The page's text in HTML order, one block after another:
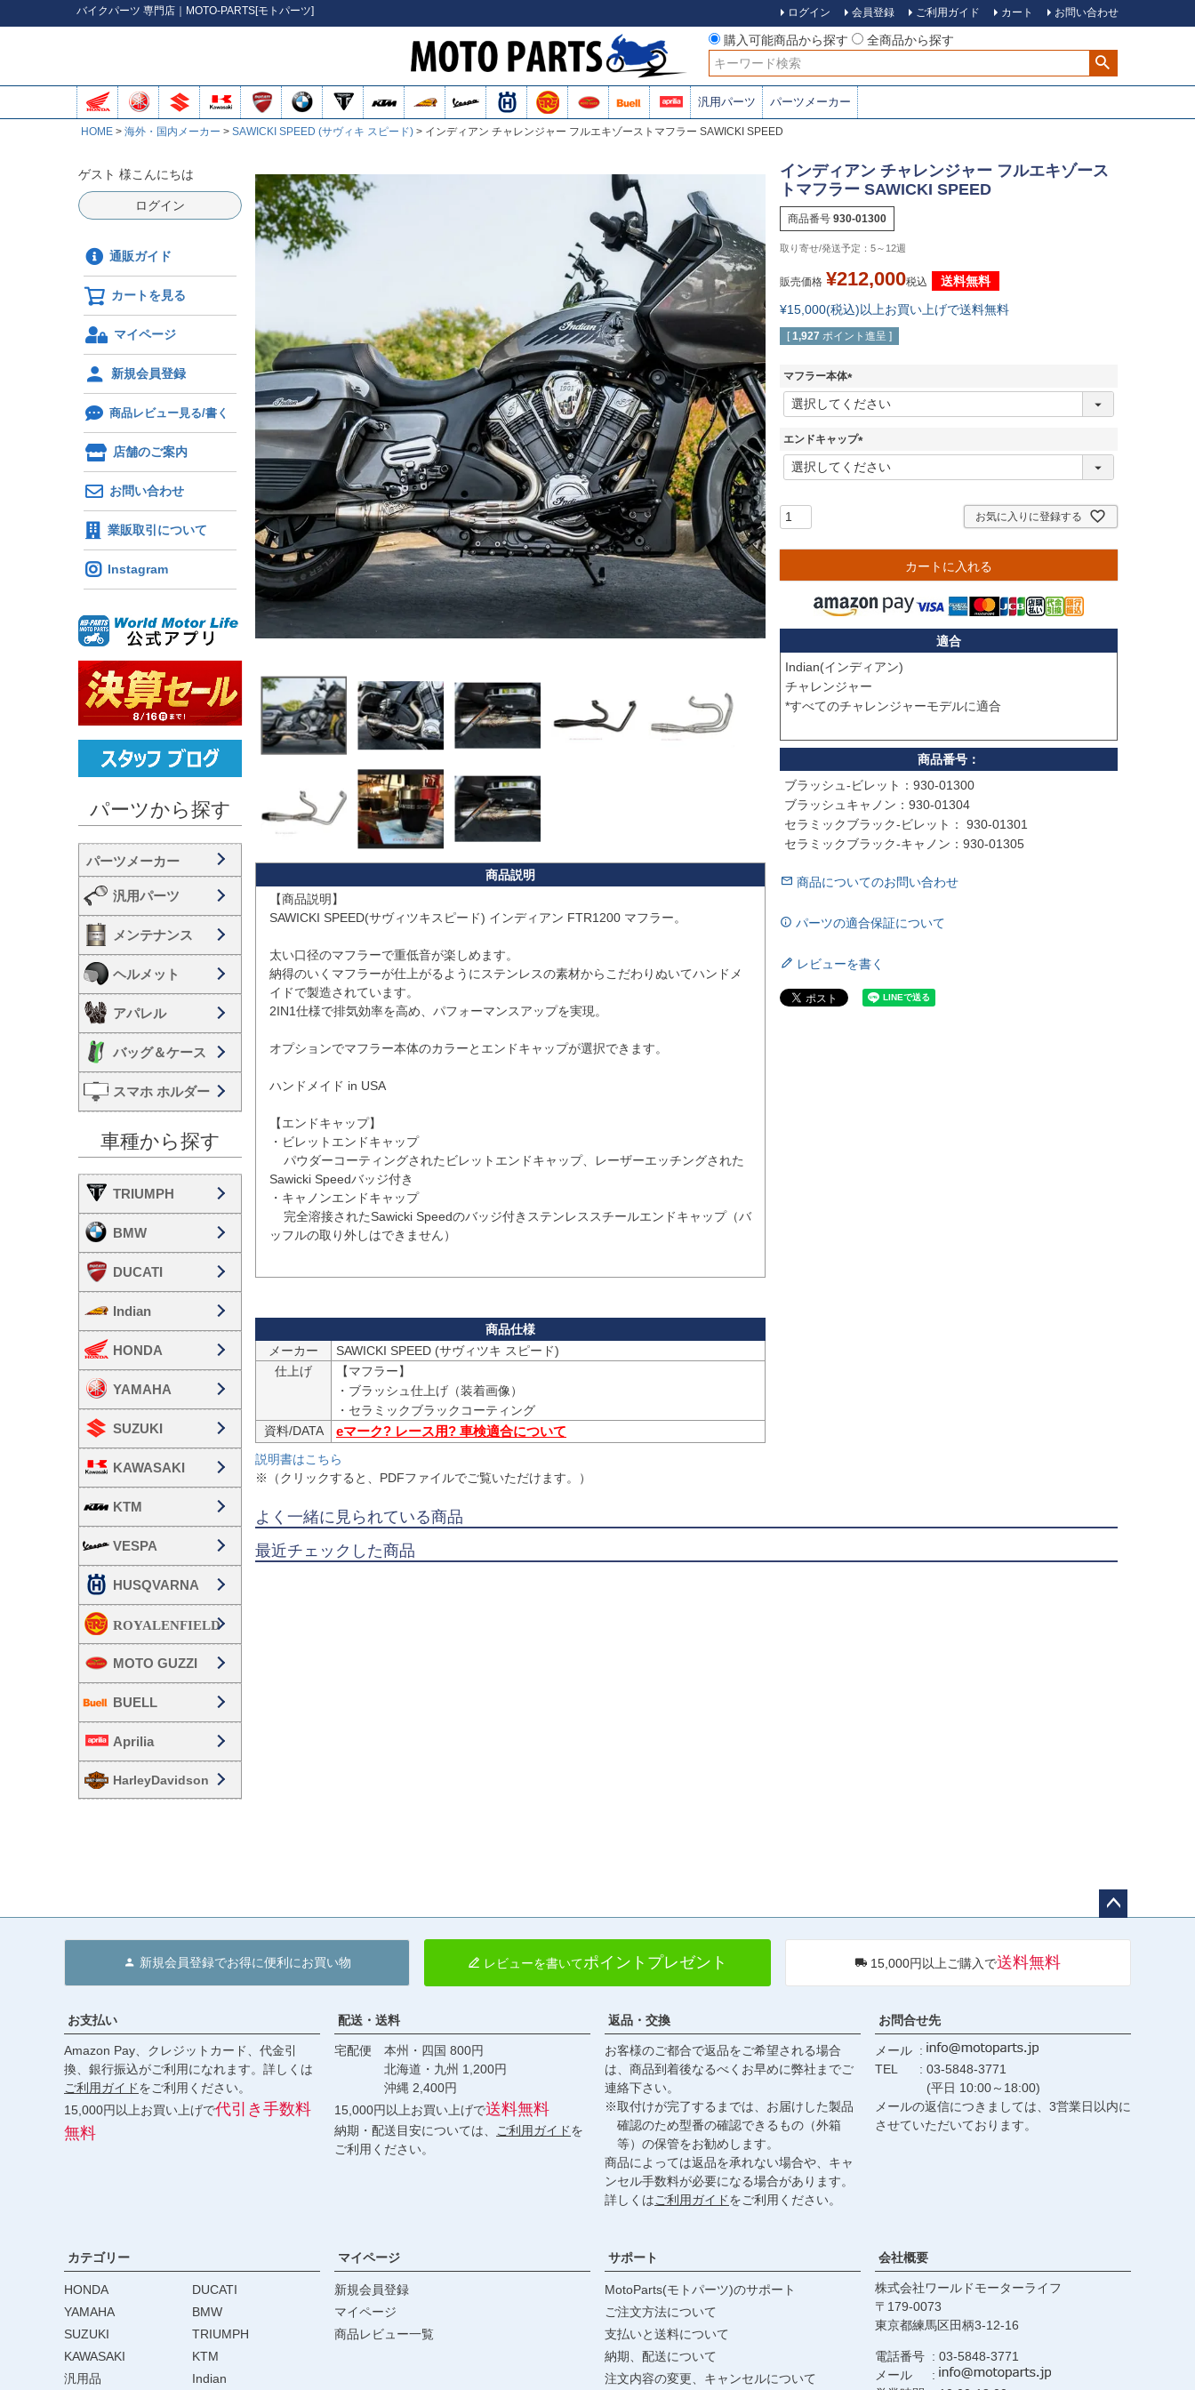
バイクパーツ 専門店｜MOTO-PARTS[モトパーツ] ログイン 会員登録 ご利用ガイド カート お問い合わせ
購入可能商品から探す
全商品から探す
検索
汎用パーツ パーツメーカー
HOME 海外・国内メーカー SAWICKI SPEED (サヴィキ スピード) インディアン チャレンジャー フルエキゾーストマフラー SAWICKI SPEED
ゲスト 様こんにちは
ログイン
通販ガイド
カートを見る
マイページ
新規会員登録
商品レビュー見る/書く
店舗のご案内
お問い合わせ
業販取引について
Instagram
パーツから探す
汎用パーツ
メンテナンス
ヘルメット
アパレル
バッグ＆ケース
スマホ ホルダー
車種から探す
TRIUMPH
BMW
DUCATI
Indian
HONDA
YAMAHA
SUZUKI
KAWASAKI
KTM
VESPA
HUSQVARNA
MOTO GUZZI
BUELL
Aprilia
HarleyDavidson
【商品説明】
SAWICKI SPEED(サヴィツキスピード) インディアン FTR1200 マフラー。
太い口径のマフラーで重低音が楽しめます。
納得のいくマフラーが仕上がるようにステンレスの素材からこだわりぬいてハンドメ
イドで製造されています。
2IN1仕様で排気効率を高め、パフォーマンスアップを実現。
オプションでマフラー本体のカラーとエンドキャップが選択できます。
ハンドメイド in USA
【エンドキャップ】
・ビレットエンドキャップ
Sawicki Speedバッジ付き
・キャノンエンドキャップ
ッフルの取り外しはできません）
メーカー
SAWICKI SPEED (サヴィツキ スピード)
仕上げ
【マフラー】
・ブラッシュ仕上げ（装着画像）
・セラミックブラックコーティング
資料/DATA
eマーク? レース用? 車検適合について
説明書はこちら
※（クリックすると、PDFファイルでご覧いただけます。）
インディアン チャレンジャー フルエキゾース
トマフラー SAWICKI SPEED
商品番号 930-01300
5～12週
販売価格 ¥212,000税込
送料無料
¥15,000(税込)以上お買い上げで送料無料
[ 1,927 ポイント進呈 ]
マフラー本体
(
必
)
エンドキャップ
(
必
お気に入りに登録する
カートに入れる
適合
Indian(インディアン)
チャレンジャー
*すべてのチャレンジャーモデルに適合
ブラッシュ-ビレット：930-01300
ブラッシュキャノン：930-01304
セラミックブラック-ビレット： 930-01301
セラミックブラック-キャノン：930-01305
商品についてのお問い合わせ
パーツの適合保証について
レビューを書く
よく一緒に見られている商品
最近チェックした商品
へ
新規会員登録でお得に便利にお買い物 レビューを書いてポイントプレゼント 15,000円以上ご購入で送料無料
お支払い
Amazon Pay、クレジットカード、代金引
換、銀行振込がご利用になれます。詳しくは
ご利用ガイドをご利用ください。
15,000円以上お買い上げで代引き手数料
無料
配送・送料
宅配便 本州・四国 800円
北海道・九州 1,200円
沖縄 2,400円
15,000円以上お買い上げで送料無料
納期・配送目安については、 ご利用ガイドを
ご利用ください。
返品・交換
お客様のご都合で返品をご希望される場合
は、商品到着後なるべくお早めに弊社までご
連絡下さい。
※取付けが完了するまでは、お届けした製品
確認のため型番の確認できるもの（外箱
等）の保管をお勧めします。
商品によっては返品を承れない場合や、キャ
ンセル手数料が必要になる場合があります。
詳しくはご利用ガイドをご利用ください。
お問合せ先
メール
TEL
03-5848-3771
(平日 10:00～18:00)
メールの返信につきましては、3営業日以内に
させていただいております。
カテゴリー
HONDA
YAMAHA
SUZUKI
KAWASAKI
汎用品
DUCATI
BMW
TRIUMPH
KTM
Indian
マイページ
新規会員登録
マイページ
商品レビュー一覧
サポート
MotoParts(モトパーツ)のサポート
ご注文方法について
支払いと送料について
納期、配送について
注文内容の変更、キャンセルについて
会社概要
株式会社ワールドモーターライフ
179-0073
東京都練馬区田柄3-12-16
電話番号
03-5848-3771
メール